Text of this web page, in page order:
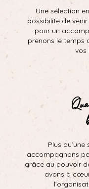
Une sélection
possibilité de
pour un
prenons le temps
vos
Plus
accompagnons
grâce au pouvoir
avons à